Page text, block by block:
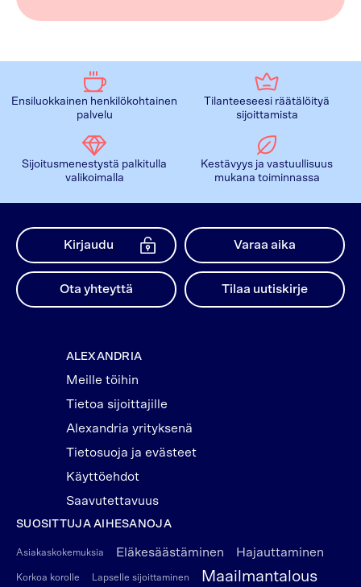
Ensiluokkainen henkilökohtainen
palvelu
Tilanteeseesi räätälöityä
sijoittamista
Sijoitusmenestystä palkitulla
valikoimalla
Kestävyys ja vastuullisuus
mukana toiminnassa
Kirjaudu Varaa aika
Ota yhteyttä Tilaa uutiskirje
ALEXANDRIA
Meille töihin
Tietoa sijoittajille
Alexandria yrityksenä
Tietosuoja ja evästeet
Käyttöehdot
Saavutettavuus
SUOSITTUJA AIHESANOJA
Asiakaskokemuksia Eläkesäästäminen Hajauttaminen
Korkoa korolle Lapselle sijoittaminen Maailmantalous